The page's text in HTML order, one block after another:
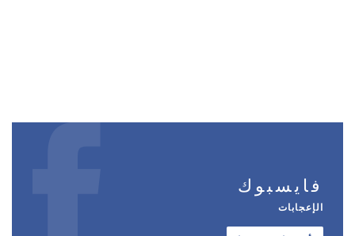
فايسبوك
الإعجابات